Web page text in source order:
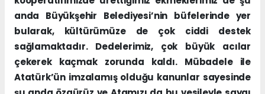
anda Büyükşehir Belediyesi’nin büfelerinde yer
bularak, kültürümüze de çok ciddi destek
sağlamaktadır. Dedelerimiz, çok büyük acılar
çekerek kaçmak zorunda kaldı. Mübadele ile
Atatürk’ün imzalamış olduğu kanunlar sayesinde